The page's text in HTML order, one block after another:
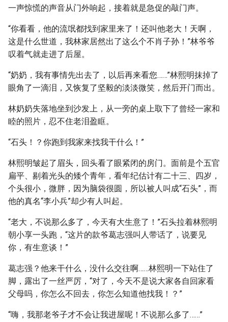
一声惊慌的声音从门外响起，接着就是急促的敲门声。
“你看看，他的流氓都找到家里来了！还叫他老大！天啊，
这是什么世道，我林家居然出了这么个不肖子孙！”林爷爷
叹着气就走进了后屋。
“奶奶，我有事情先出去了，以后再来看您……”林熙明抹掉了
眼角了一滴泪，又恢复了坚毅的淡淡微笑，然后开门而出。
林奶奶失落地坐到沙发上，从一旁的桌上取下了曾经一家和
睦的照片，忍不住老泪盈眶。
“石头！？你跑到我家来找我干什么！”
林熙明皱起了眉头，回头看了眼紧闭的房门。面前是个五官
扁平、剔着光头的矮个青年，看年纪估计有二十三、四岁，
个头很小，微胖，因为脑袋很圆，所以被人叫成“石头”，而
他的真名“李小兵”却少有人叫起。
“老大，不说那么多了，今天有大生意了！”石头拉着林熙明
朝小享一头跑，“这片的款爷葛志强叫人带话了，说要见
你，有生意谈！”
葛志强？他来干什么，没什么交往啊……林熙明一下站住了
脚，露出了一丝严厉，“对了，今天不是说大家各自回家看
父母吗，你怎么不回去，你怎么知道他找我！？”
“嗨，我那老爷子才不会让我进屋呢！不说那么多了……”